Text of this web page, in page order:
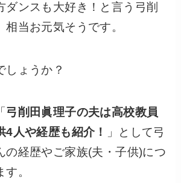
ダンスも大好き！と言う弓削
相当お元気そうです。
しょうか？
弓削田眞理子の夫は高校教員
4人や経歴も紹介！
」として弓
の経歴やご家族(夫・子供)につ
。